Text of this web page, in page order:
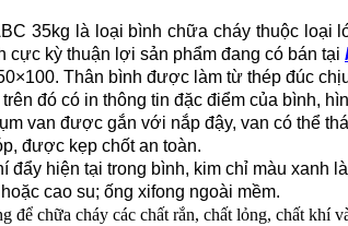
35kg là loại bình chữa cháy thuộc loại
cực kỳ thuận lợi sản phẩm đang có bán tại
. Thân bình được làm từ thép đúc
đó có in thông tin đặc điểm của bình,
van được gắn với nắp đậy, van có thể
được kẹp chốt an toàn.
đẩy hiện tại trong bình, kim chỉ màu xanh
cao su; ống xifong ngoài mềm.
để chữa cháy các chất rắn, chất lỏng, chất khí